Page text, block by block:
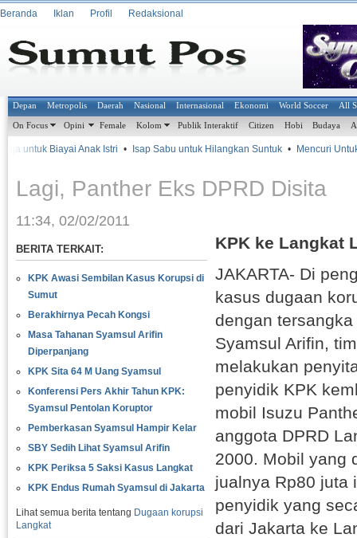
Beranda Iklan Profil Redaksional
Depan Metropolis Daerah Nasional Internasional Ekonomi World Soccer All
On Focus Opini Female Kolom Publik Interaktif Citizen Hobi Budaya
untuk Biayai Anak Istri • Isap Sabu untuk Hilangkan Suntuk • Mencuri Untuk
Lagi, Panther Eks DPRD Disita
11:34, 02/02/2011
BERITA TERKAIT:
KPK Awasi Sembilan Kasus Korupsi di
Sumut
Berakhirnya Pecah Kongsi
Masa Tahanan Syamsul Arifin
Diperpanjang
KPK Sita 64 M Uang Syamsul
Konferensi Pers Akhir Tahun KPK:
Syamsul Pentolan Koruptor
Pemberkasan Syamsul Hampir Kelar
SBY Sedih Lihat Syamsul Arifin
KPK Periksa 5 Saksi Kasus Langkat
KPK Endus Rumah Syamsul di Jakarta
Lihat semua berita tentang Dugaan korupsi
Langkat
KPK ke Langkat
JAKARTA- Di
kasus dugaan
dengan
Syamsul Arifin,
melakukan
penyidik KPK
mobil Isuzu
anggota DPRD
2000. Mobil yang
jualnya Rp80 juta
penyidik yang
dari Jakarta ke